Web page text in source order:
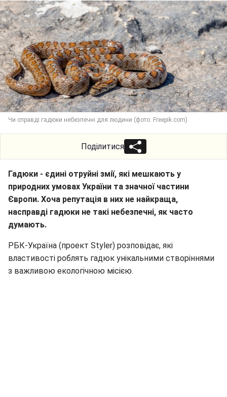
Чи справді гадюки небезпечні для людини (фото: Freepik.com)
Поділитися
Гадюки - єдині отруйні змії, які мешкають у
природних умовах України та значної частини
Європи. Хоча репутація в них не найкраща,
насправді гадюки не такі небезпечні, як часто
думають.
РБК-Україна (проект Styler) розповідає, які
властивості роблять гадюк унікальними створіннями
з важливою екологічною місією.